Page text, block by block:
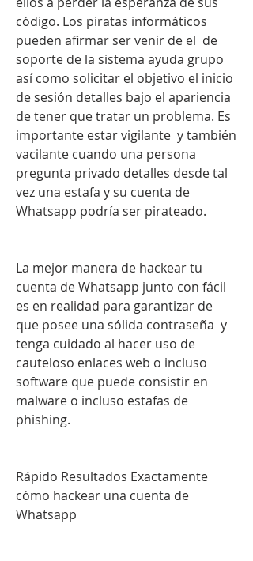
código. Los piratas informáticos
pueden afirmar ser venir de el  de
soporte de la sistema ayuda grupo
así como solicitar el objetivo el inicio
de sesión detalles bajo el apariencia
de tener que tratar un problema. Es
importante estar vigilante  y también
vacilante cuando una persona
pregunta privado detalles desde tal
vez una estafa y su cuenta de
Whatsapp podría ser pirateado.
La mejor manera de hackear tu
cuenta de Whatsapp junto con fácil
es en realidad para garantizar de
que posee una sólida contraseña  y
tenga cuidado al hacer uso de
cauteloso enlaces web o incluso
software que puede consistir en
malware o incluso estafas de
phishing.
Rápido Resultados Exactamente
cómo hackear una cuenta de
Whatsapp